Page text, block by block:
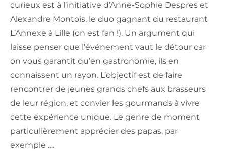
curieux est à l’initiative d’Anne-Sophie Despres et
Alexandre Montois, le duo gagnant du restaurant
L’Annexe à Lille (on est fan !). Un argument qui
laisse penser que l’événement vaut le détour car
on vous garantit qu’en gastronomie, ils en
connaissent un rayon. L’objectif est de faire
rencontrer de jeunes grands chefs aux brasseurs
de leur région, et convier les gourmands à vivre
cette expérience unique. Le genre de moment
particulièrement apprécier des papas, par
exemple ….